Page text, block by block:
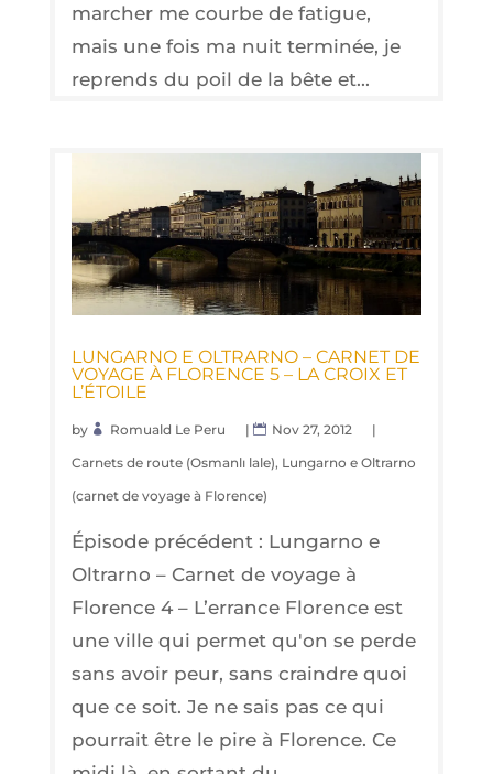
marcher me courbe de fatigue,
mais une fois ma nuit terminée, je
reprends du poil de la bête et...
LUN­GAR­NO E OLTRAR­NO – CAR­NET DE
VOYAGE À FLO­RENCE 5 – LA CROIX ET
L’ÉTOILE
by Romuald Le Peru | Nov 27, 2012
|
Carnets de route (Osmanlı lale), Lungarno e Oltrarno
(carnet de voyage à Florence)
Épisode précédent : Lungarno e
Oltrarno – Carnet de voyage à
Florence 4 – L’errance Florence est
une ville qui permet qu'on se perde
sans avoir peur, sans craindre quoi
que ce soit. Je ne sais pas ce qui
pourrait être le pire à Florence. Ce